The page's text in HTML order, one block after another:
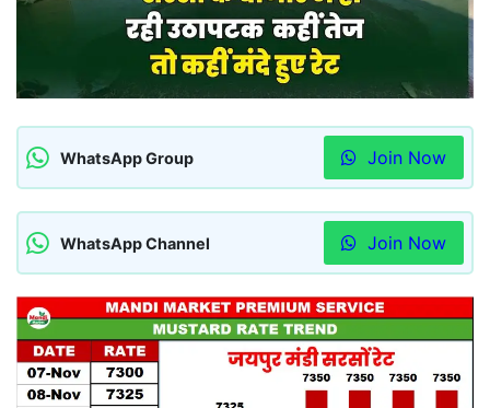
WhatsApp Group Join Now
WhatsApp Channel Join Now